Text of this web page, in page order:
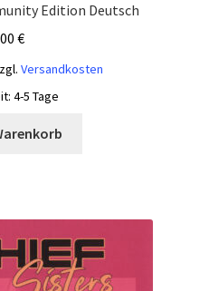
Edition Deutsch
€
Versandkosten
4-5 Tage